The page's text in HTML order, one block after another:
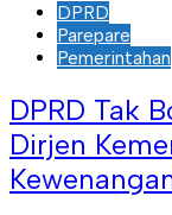
DPRD
Parepare
Pemerintahan
DPRD Tak
Dirjen